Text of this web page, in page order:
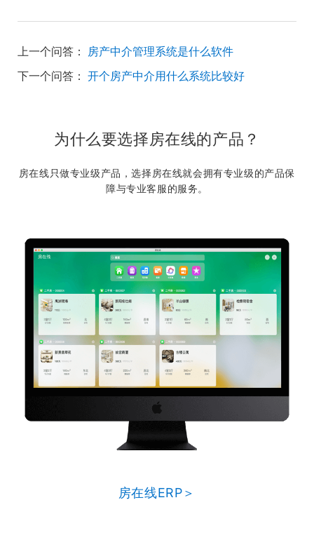
上一个问答： 房产中介管理系统是什么软件
下一个问答： 开个房产中介用什么系统比较好
为什么要选择房在线的产品？
房在线只做专业级产品，选择房在线就会拥有专业级的产品保
障与专业客服的服务。
房在线ERP＞